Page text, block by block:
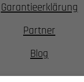
Garantieerklärung
Partner
Blog